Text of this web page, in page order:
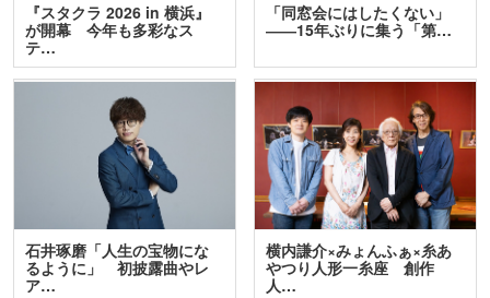
『スタクラ 2026 in 横浜』
が開幕 今年も多彩なス
テ…
「同窓会にはしたくない」
――15年ぶりに集う「第…
石井琢磨「人生の宝物にな
るように」 初披露曲やレ
ア…
横内謙介×みょんふぁ×糸あ
やつり人形一糸座 創作
人…